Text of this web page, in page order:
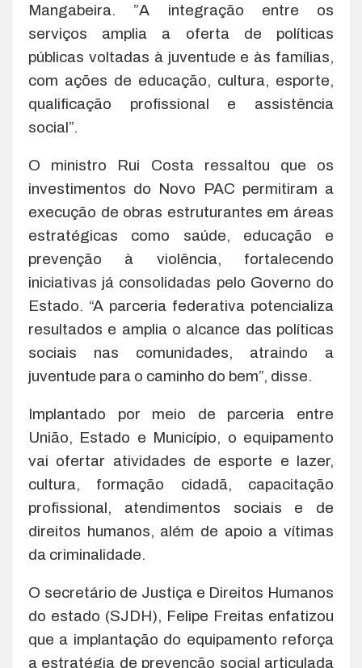
Mangabeira. ”A integração entre os
serviços amplia a oferta de políticas
públicas voltadas à juventude e às famílias,
com ações de educação, cultura, esporte,
qualificação profissional e assistência
social”.
O ministro Rui Costa ressaltou que os
investimentos do Novo PAC permitiram a
execução de obras estruturantes em áreas
estratégicas como saúde, educação e
prevenção à violência, fortalecendo
iniciativas já consolidadas pelo Governo do
Estado. “A parceria federativa potencializa
resultados e amplia o alcance das políticas
sociais nas comunidades, atraindo a
juventude para o caminho do bem”, disse.
Implantado por meio de parceria entre
União, Estado e Município, o equipamento
vai ofertar atividades de esporte e lazer,
cultura, formação cidadã, capacitação
profissional, atendimentos sociais e de
direitos humanos, além de apoio a vítimas
da criminalidade.
O secretário de Justiça e Direitos Humanos
do estado (SJDH), Felipe Freitas enfatizou
que a implantação do equipamento reforça
a estratégia de prevenção social articulada